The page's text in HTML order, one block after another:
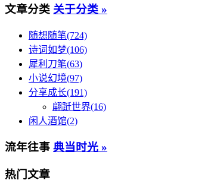
文章分类 关于分类 »
随想随笔(724)
诗词如梦(106)
犀利刀笔(63)
小说幻境(97)
分享成长(191)
翩跹世界(16)
闲人酒馆(2)
流年往事 典当时光 »
热门文章